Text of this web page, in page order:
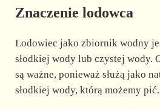
Znaczenie lodowca
Lodowiec jako zbiornik wodny
słodkiej wody lub czystej wody.
są ważne, ponieważ służą jako
słodkiej wody, którą możemy pić.